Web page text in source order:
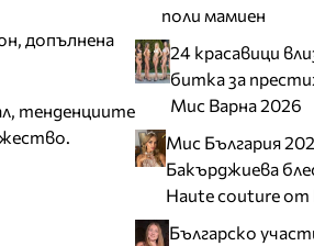
допълнена
тенденциите
поли мамиен
24 красавици
битка за
Мис Варна 2026
Мис България
Бакърджиева
Haute couture от
Българско